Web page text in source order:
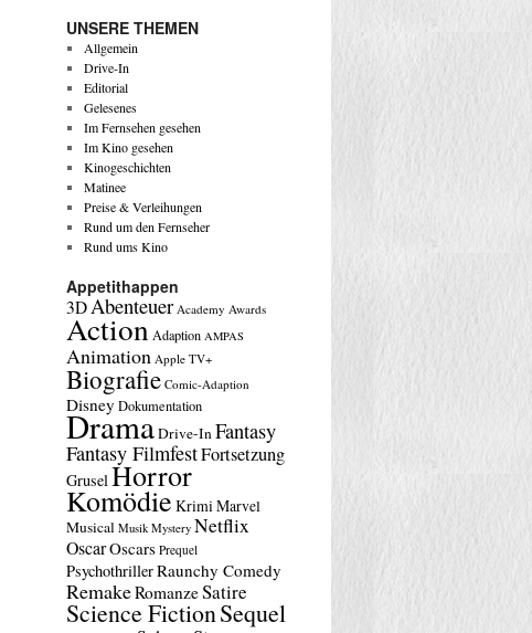
UNSERE THEMEN
Allgemein
Drive-In
Editorial
Gelesenes
Im Fernsehen gesehen
Im Kino gesehen
Kinogeschichten
Matinee
Preise & Verleihungen
Rund um den Fernseher
Rund ums Kino
Appetithappen
3DAbenteuer Academy Awards
Action Adaption AMPAS
Animation Apple TV+
Biografie Comic-Adaption
Disney Dokumentation
DramaDrive-InFantasy
Fantasy FilmfestFortsetzung
GruselHorror
Komödie KrimiMarvel
Musical Musik Mystery Netflix
OscarOscars Prequel
PsychothrillerRaunchy Comedy
RemakeRomanzeSatire
Science FictionSequel